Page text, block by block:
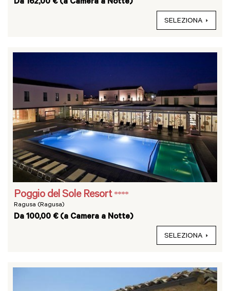
Da 162,00 € (a Camera a Notte)
SELEZIONA
Poggio del Sole Resort ****
Ragusa (Ragusa)
Da 100,00 € (a Camera a Notte)
SELEZIONA